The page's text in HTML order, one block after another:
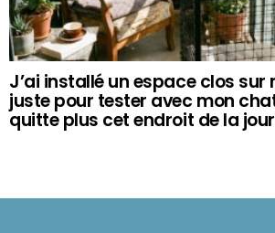
J’ai installé un espace clos sur
juste pour tester avec mon
quitte plus cet endroit de la